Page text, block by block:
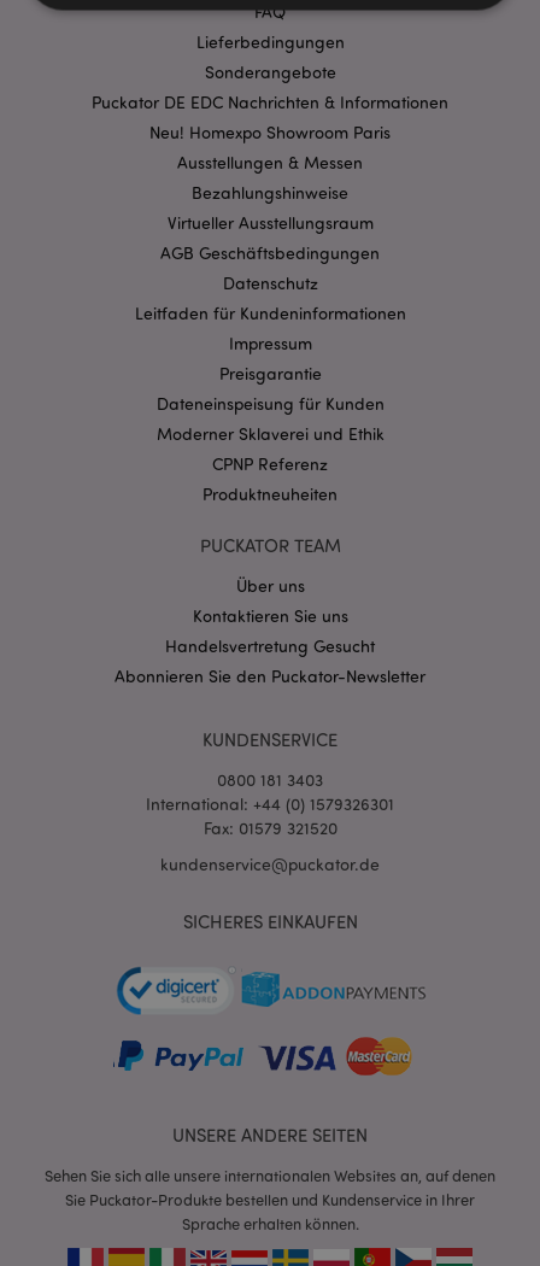
FAQ
Lieferbedingungen
Sonderangebote
Puckator DE EDC Nachrichten & Informationen
Neu! Homexpo Showroom Paris
Ausstellungen & Messen
Bezahlungshinweise
Virtueller Ausstellungsraum
AGB Geschäftsbedingungen
Datenschutz
Leitfaden für Kundeninformationen
Impressum
Preisgarantie
Dateneinspeisung für Kunden
Moderner Sklaverei und Ethik
CPNP Referenz
Produktneuheiten
PUCKATOR TEAM
Über uns
Kontaktieren Sie uns
Handelsvertretung Gesucht
Abonnieren Sie den Puckator-Newsletter
KUNDENSERVICE
0800 181 3403
International: +44 (0) 1579326301
Fax: 01579 321520
kundenservice@puckator.de
SICHERES EINKAUFEN
UNSERE ANDERE SEITEN
Sehen Sie sich alle unsere internationalen Websites an, auf denen
Sie Puckator-Produkte bestellen und Kundenservice in Ihrer
Sprache erhalten können.
Unbedingt notwendige
Ausrichten
Funktions
Streng-notwendige-Cookies ermöglichen
Kernfunktionen der Website wie die
Benutzeranmeldung und die Kontoverwaltung.
Ohne unbedingt notwendige cookies kann die
Website nicht richtig genutzt werden.
Provider
CookieScriptConsent
.puckator.de
mage-cache-storage-section-
.www.puckator.de
mage-messages
www.puckator.de
mage-cache-sessid
Adobe Inc.
www.puckator.de
Datenschutzbestimmungen von Google